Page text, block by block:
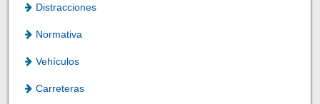
Distracciones
Normativa
Vehículos
Carreteras